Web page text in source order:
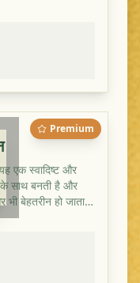
Premium
एक स्वादिष्ट और
साथ बनती है और
बेहतरीन हो जाता